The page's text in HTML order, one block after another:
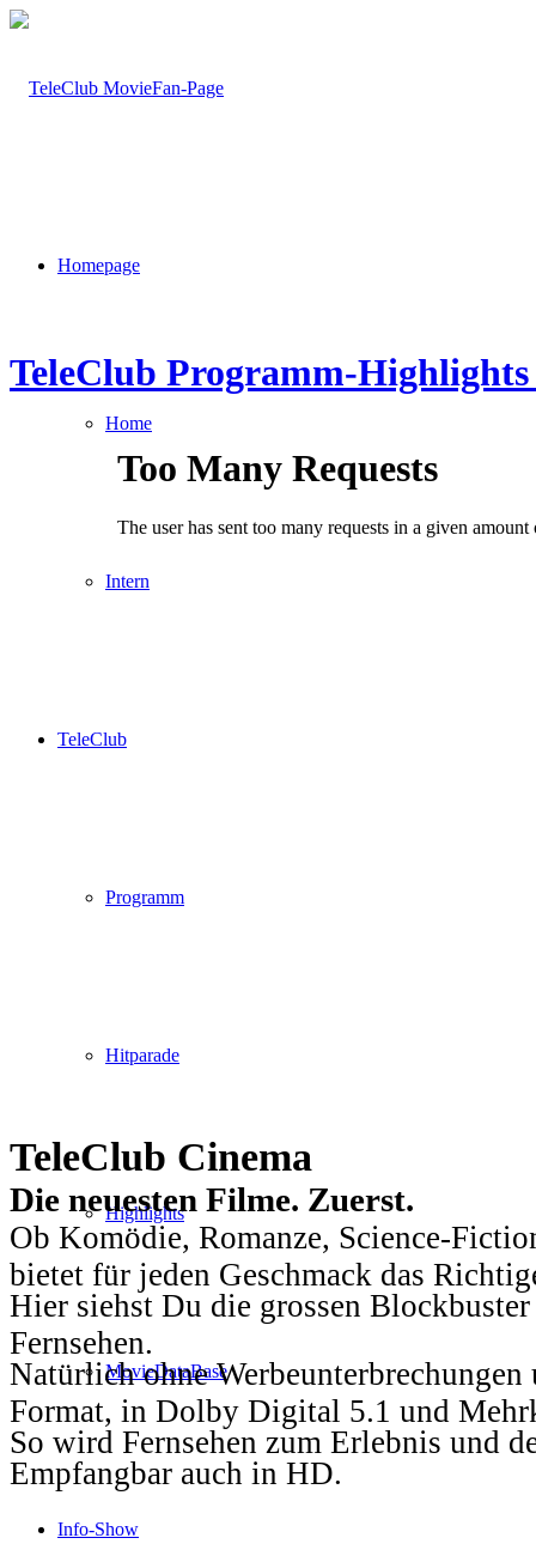
Homepage
Home
Intern
TeleClub
Programm
Hitparade
Highlights
MovieDataBase
Info-Show
TeleClub Programm-
TeleClub Cinema
Die neuesten Filme. Zuerst.
Ob Komödie, Romanze, Science-
bietet für jeden Geschmack das
Hier siehst Du die grossen
Fernsehen.
Natürlich ohne
Format, in Dolby Digital 5.1 und
So wird Fernsehen zum Erlebnis und
Empfangbar auch in HD.